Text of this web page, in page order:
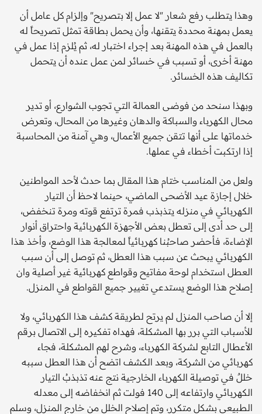
وهذا يتطلب رفع شعار "لا عمل إلا بتصريح" وإلزام كل عامل أن
يعمل بمهنة محددة يتقنها، وأن يحمل بطاقة تمثل تصريحاً له
بالعمل في هذه المهنة بعد إجراء اختبار له، ثم يُلزم إذا عمل في
مهنة أخرى، أو تسبب في خسائر لمن عمل عنده أن يتحمل
تكاليف هذه الخسائر.
وبهذا سنحد من فوضى العمالة التي تجوب الشوارع، أو تدير
محال الكهرباء والسباكة والدهان وغيرها من المحال، وتعرض
خدماتها على أنها تتقن جميع الأعمال، وهي آمنة من المحاسبة
إذا ارتكبت أخطاء في عملها.
ولعل من المناسب ختام هذا المقال بما حدث لأحد المواطنين
خلال إجازة عيد الأضحى الماضي، حينما لاحظ أن التيار
الكهربائي في منزله يتذبذب فمرة ترتفع قوته ومرة تنخفض،
إلى حد أدى إلى تعطل بعض الأجهزة الكهربائية واحتراق أنوار
الإضاءة، فأحضر صاحبُنا كهربائياً لمعالجة هذا الوضع، وأخذ هذا
الكهربائي يبحث عن سبب هذا العطل، ثم توصل إلى أن سبب
العطل استخدام لوحة مفاتيح وقواطع كهربائية غير أصلية وان
إصلاح هذا الوضع يستدعي تغيير جميع القواطع في المنزل.
إلا أن صاحب المنزل لم يرتح لطريقة كشف هذا الكهربائي، ولا
للأسباب التي برر بها المشكلة، فهداه تفكيره إلى الاتصال برقم
الأعطال التابع لشركة الكهرباء، وشرح لهم المشكلة، فجاء
كهربائي من الشركة، وبعد الكشف اتضح أن هذا العطل سببه
خللٌ في توصيلة الكهرباء الخارجية نتج عنه تذبذبُ التيار
الكهربائي وارتفاعه إلى 140 فولت ثم انخفاضه إلى معدله
الطبيعي بشكل متكرر، وتم إصلاح الخلل من خارج المنزل، وسلم